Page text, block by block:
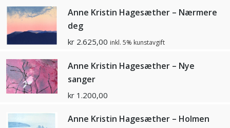
Anne Kristin Hagesæther – Nærmere
deg
kr 2.625,00 inkl. 5% kunstavgift
Anne Kristin Hagesæther – Nye
sanger
kr 1.200,00
Anne Kristin Hagesæther – Holmen